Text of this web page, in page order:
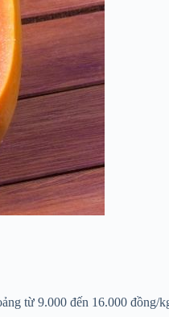
từ 9.000 đến 16.000 đồng/